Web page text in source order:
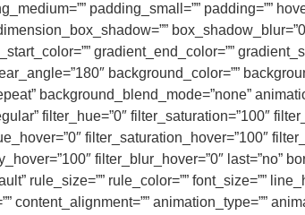
padding_small=”” padding=””
gradient_end_color=””
background_color=””
background_blend_mode=”none”
filter_hue=”0″ filter_saturation=”100″
filter_saturation_hover=”100″
filter_blur_hover=”0″ last=”no”
rule_size=”” rule_color=”” font_size=””
content_alignment=”” animation_type=””